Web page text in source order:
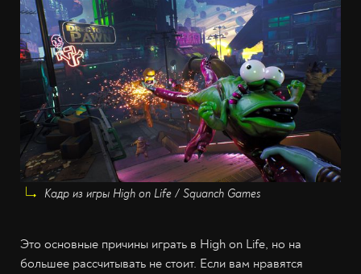
Кадр из игры High on Life / Squanch Games
Это основные причины играть в High on Life, но на
большее рассчитывать не стоит. Если вам нравятся